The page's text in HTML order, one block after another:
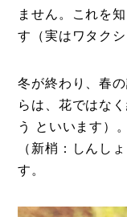
ません。これを
す（実はワタク
冬が終わり、春
らは、花ではな
う といいます）
（新梢：しんし
す。